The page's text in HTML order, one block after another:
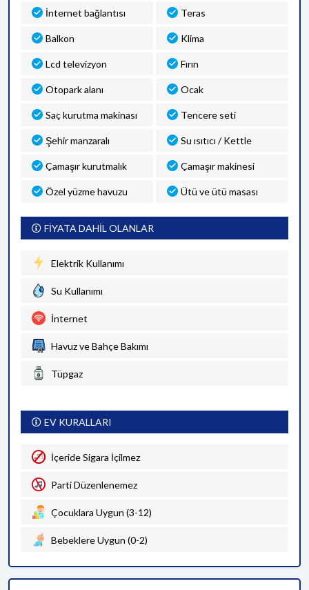
İnternet bağlantısı Teras
Balkon Klima
Lcd televizyon Fırın
Otopark alanı Ocak
Saç kurutma makinası Tencere seti
Şehir manzaralı Su ısıtıcı / Kettle
Çamaşır kurutmalık Çamaşır makinesi
Özel yüzme havuzu Ütü ve ütü masası
FİYATA DAHİL OLANLAR
Elektrik Kullanımı
Su Kullanımı
İnternet
Havuz ve Bahçe Bakımı
Tüpgaz
EV KURALLARI
İçeride Sigara İçilmez
Parti Düzenlenemez
Çocuklara Uygun (3-12)
Bebeklere Uygun (0-2)